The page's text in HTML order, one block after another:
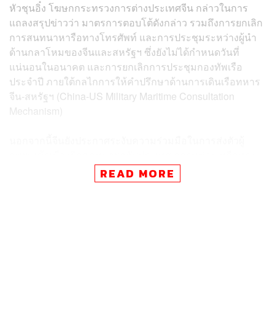
หัวชุนอิ๋ง โฆษกกระทรวงการต่างประเทศจีน กล่าวในการ
แถลงสรุปข่าวว่า มาตรการตอบโต้ดังกล่าว รวมถึงการยกเลิก
การสนทนาหารือทางโทรศัพท์ และการประชุมระหว่างผู้นำ
ด้านกลาโหมของจีนและสหรัฐฯ ซึ่งยังไม่ได้กำหนดวันที่
แน่นอนในอนาคต และการยกเลิกการประชุมกองทัพเรือ
ประจำปี ภายใต้กลไกการให้คำปรึกษาด้านการเดินเรือทหาร
จีน-สหรัฐฯ (China-US Military Maritime Consultation
Mechanism)
กฎหมายในคดีอาญา และการต่อสู้อาชญากรรมข้ามชาติ อีก
ทั้งจีนระงับความร่วมมือในการปราบปรามยาเสพติดกับ
READ MORE